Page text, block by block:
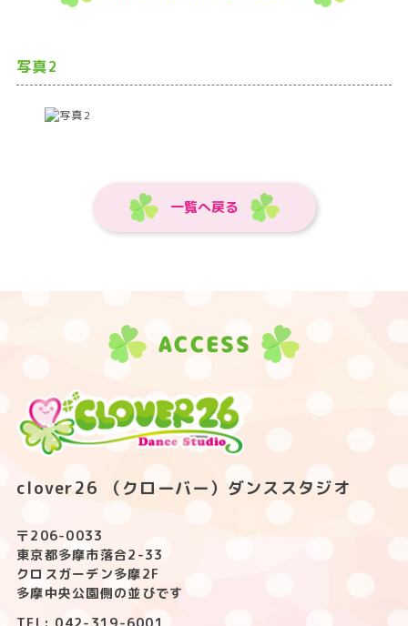
写真2
一覧へ戻る
ACCESS
clover26 （クローバー）ダンススタジオ
〒206-0033
東京都多摩市落合2-33
クロスガーデン多摩2F
多摩中央公園側の並びです